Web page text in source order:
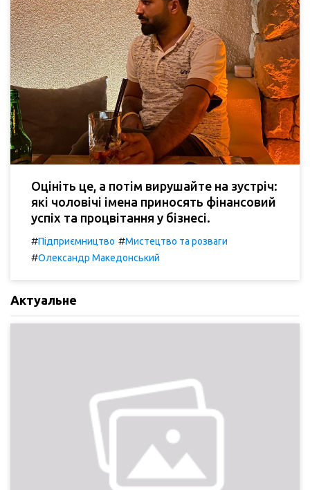
Оцініть це, а потім вирушайте на зустріч:
які чоловічі імена приносять фінансовий
успіх та процвітання у бізнесі.
#Підприємництво #Мистецтво та розваги
#Олександр Македонський
Актуальне